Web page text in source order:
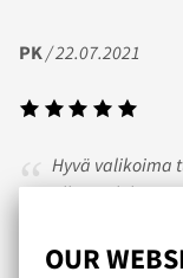
OUR
PK / 22.07.2021
Hyvä valikoima
ulkopuolelta